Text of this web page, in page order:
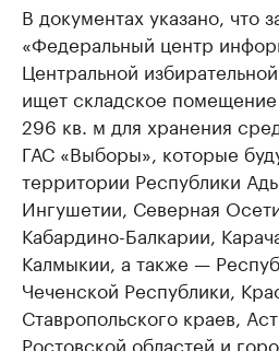
В документах указано, что
«Федеральный центр
Центральной
ищет складское
296 кв. м для хранения
ГАС «Выборы», которые
территории Республики
Ингушетии, Северная
Кабардино-Балкарии,
Калмыкии, а также —
Чеченской Республики,
Ставропольского краев,
Ростовской областей и